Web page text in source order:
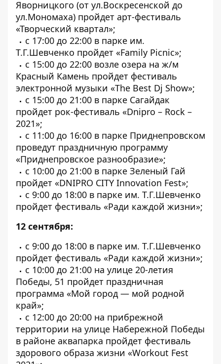
Яворницкого (от ул.Воскресенской до
ул.Мономаха) пройдет арт-фестиваль
«Творческий квартал»;
с 17:00 до 22:00 в парке им.
Т.Г.Шевченко пройдет «Family Picnic»;
с 15:00 до 22:00 возле озера на ж/м
Красный Камень пройдет фестиваль
электронной музыки «The Best Dj Show»;
с 15:00 до 21:00 в парке Сагайдак
пройдет рок-фестиваль «Dnipro – Rock –
2021»;
с 11:00 до 16:00 в парке Приднепровском
проведут праздничную программу
«Приднепровское разнообразие»;
с 10:00 до 21:00 в парке Зеленый Гай
пройдет «DNIPRO CITY Innovation Fest»;
с 9:00 до 18:00 в парке им. Т.Г.Шевченко
пройдет фестиваль «Ради каждой жизни»;
12 сентября:
с 9:00 до 18:00 в парке им. Т.Г.Шевченко
пройдет фестиваль «Ради каждой жизни»;
с 10:00 до 21:00 на улице 20-летия
Победы, 51 пройдет праздничная
программа «Мой город — мой родной
край»;
с 12:00 до 20:00 на прибрежной
территории на улице Набережной Победы
в районе аквапарка пройдет фестиваль
здорового образа жизни «Workout Fest